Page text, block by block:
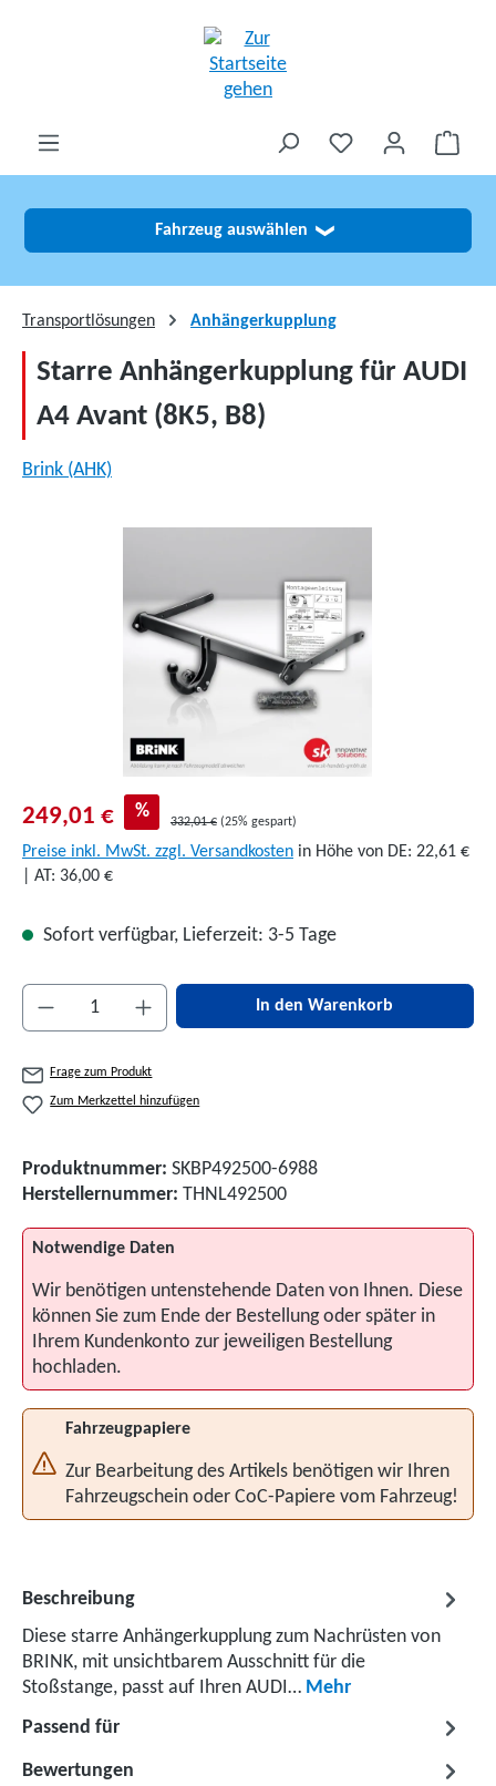
Fahrzeug auswählen ❯
Transportlösungen Anhängerkupplung
Starre Anhängerkupplung für AUDI
A4 Avant (8K5, B8)
Brink (AHK)
249,01 € % 332,01 € (25% gespart)
Preise inkl. MwSt. zzgl. Versandkosten in Höhe von DE: 22,61 €
| AT: 36,00 €
Sofort verfügbar, Lieferzeit: 3-5 Tage
Produkt Anzahl: Gib den gewünschten Wert
In den Warenkorb
Frage zum Produkt
Zum Merkzettel hinzufügen
Produktnummer: SKBP492500-6988
Herstellernummer: THNL492500
Notwendige Daten
Wir benötigen untenstehende Daten von Ihnen. Diese
können Sie zum Ende der Bestellung oder später in
Ihrem Kundenkonto zur jeweiligen Bestellung
hochladen.
Fahrzeugpapiere
Zur Bearbeitung des Artikels benötigen wir Ihren
Fahrzeugschein oder CoC-Papiere vom Fahrzeug!
Beschreibung
Diese starre Anhängerkupplung zum Nachrüsten von
BRINK, mit unsichtbarem Ausschnitt für die
Stoßstange, passt auf Ihren AUDI… Mehr
Passend für
Bewertungen